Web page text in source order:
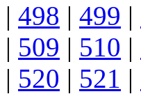
| 498 | 499 |
| 509 | 510 |
| 520 | 521 |